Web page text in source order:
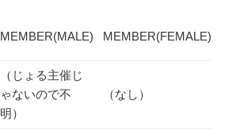
MEMBER(MALE) MEMBER(FEMALE)
（じょる主催じ
ゃないので不
明）
（なし）